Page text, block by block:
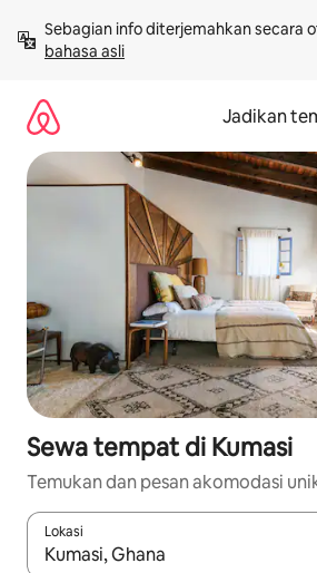
langsung
lihat
Sebagian info diterjemahkan secara
bahasa asli
Jadikan
Sewa tempat di Kumasi
Temukan dan pesan akomodasi
Lokasi
Jika hasil yang dicari tersedia,